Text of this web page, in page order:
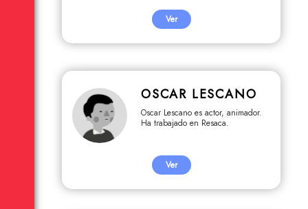
Ver
OSCAR LESCANO
Oscar Lescano es actor, animador.
Ha trabajado en Resaca.
Ver